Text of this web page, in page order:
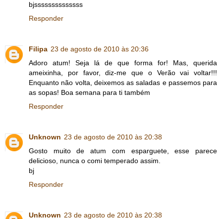
bjssssssssssssss
Responder
Filipa 23 de agosto de 2010 às 20:36
Adoro atum! Seja lá de que forma for! Mas, querida
ameixinha, por favor, diz-me que o Verão vai voltar!!!
Enquanto não volta, deixemos as saladas e passemos para
as sopas! Boa semana para ti também
Responder
Unknown 23 de agosto de 2010 às 20:38
Gosto muito de atum com esparguete, esse parece
delicioso, nunca o comi temperado assim.
bj
Responder
Unknown 23 de agosto de 2010 às 20:38